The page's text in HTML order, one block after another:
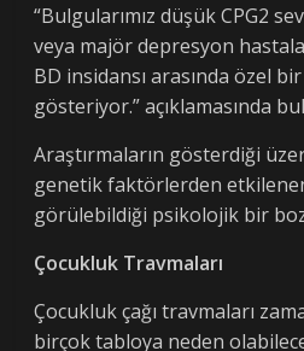
“Bulgularımız düşük CPG2
veya majör depresyon
BD insidansı arasında özel
gösteriyor.” açıklamasında
Araştırmaların gösterdiği
genetik faktörlerden
görülebildiği psikolojik bir
Çocukluk Travmaları
Çocukluk çağı travmaları
birçok tabloya neden